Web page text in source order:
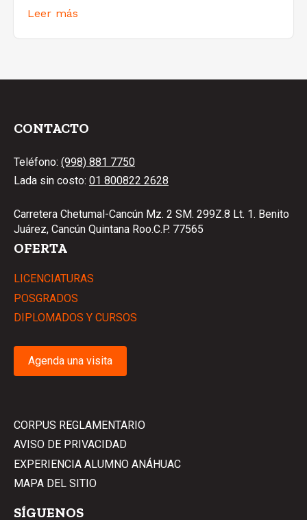
Leer más
CONTACTO
Teléfono: (998) 881 7750
Lada sin costo: 01 800822 2628
Carretera Chetumal-Cancún Mz. 2 SM. 299Z.8 Lt. 1. Benito
Juárez, Cancún Quintana Roo.C.P. 77565
OFERTA
LICENCIATURAS
POSGRADOS
DIPLOMADOS Y CURSOS
Agenda una visita
CORPUS REGLAMENTARIO
AVISO DE PRIVACIDAD
EXPERIENCIA ALUMNO ANÁHUAC
MAPA DEL SITIO
SÍGUENOS